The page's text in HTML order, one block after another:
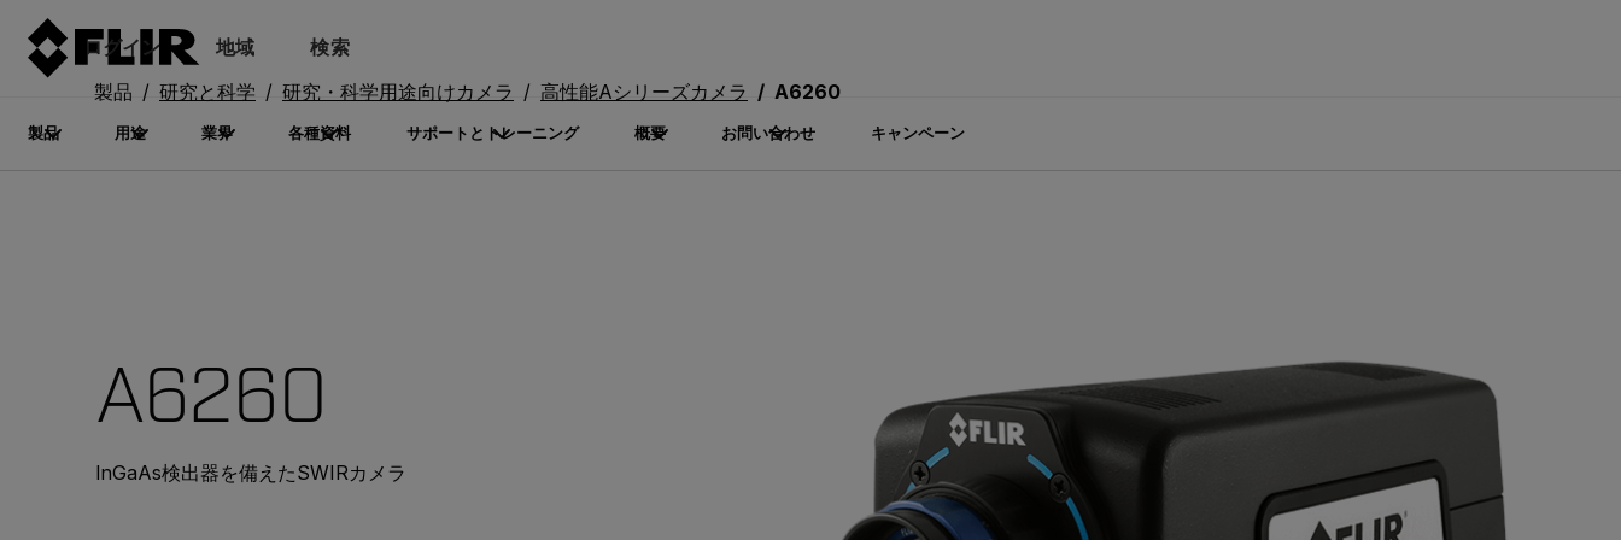
ログイン 地域 検索
製品 用途 業界 各種資料 サポートとトレーニング 概要 お問い合わせ キャンペーン
製品 研究と科学 研究・科学用途向けカメラ 高性能Aシリーズカメラ A6260
A6260
InGaAs検出器を備えたSWIRカメラ